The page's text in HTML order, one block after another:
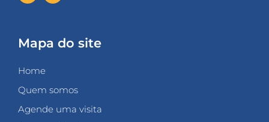
Mapa do site
Home
Quem somos
Agende uma visita